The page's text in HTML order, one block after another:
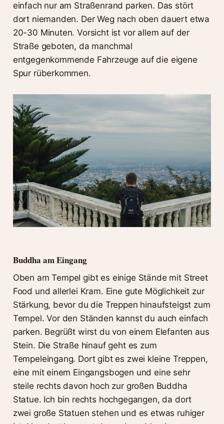
einfach nur am Straßenrand parken. Das stört
dort niemanden. Der Weg nach oben dauert etwa
20-30 Minuten. Vorsicht ist vor allem auf der
Straße geboten, da manchmal
entgegenkommende Fahrzeuge auf die eigene
Spur rüberkommen.
Buddha am Eingang
Oben am Tempel gibt es einige Stände mit Street
Food und allerlei Kram. Eine gute Möglichkeit zur
Stärkung, bevor du die Treppen hinaufsteigst zum
Tempel. Vor den Ständen kannst du auch einfach
parken. Begrüßt wirst du von einem Elefanten aus
Stein. Die Straße hinauf geht es zum
Tempeleingang. Dort gibt es zwei kleine Treppen,
eine mit einem Eingangsbogen und eine sehr
steile rechts davon hoch zur großen Buddha
Statue. Ich bin rechts hochgegangen, da dort
zwei große Statuen stehen und es etwas ruhiger